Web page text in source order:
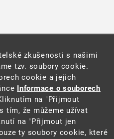
204 kB)
zkušenosti s našimi
tzv. soubory cookie.
cookie a jejich
Informace o souborech
na "Přijmout
tím, že můžeme užívat
na "Přijmout jen
ty soubory cookie, které